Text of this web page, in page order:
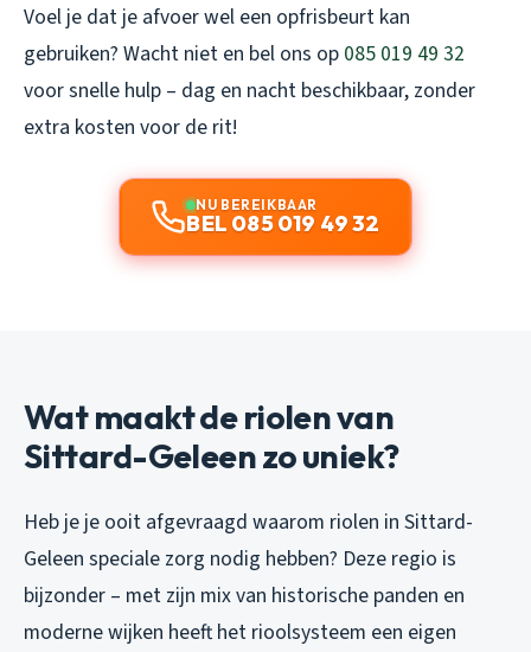
Voel je dat je afvoer wel een opfrisbeurt kan
gebruiken? Wacht niet en bel ons op 085 019 49 32
voor snelle hulp – dag en nacht beschikbaar, zonder
extra kosten voor de rit!
NU BEREIKBAAR
BEL 085 019 49 32
Wat maakt de riolen van
Sittard-Geleen zo uniek?
Heb je je ooit afgevraagd waarom riolen in Sittard-
Geleen speciale zorg nodig hebben? Deze regio is
bijzonder – met zijn mix van historische panden en
moderne wijken heeft het rioolsysteem een eigen